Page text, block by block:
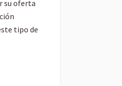
su oferta
tipo de